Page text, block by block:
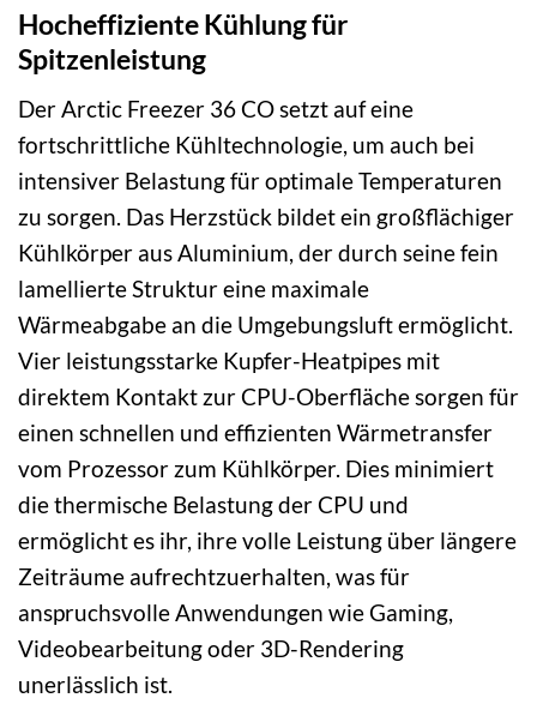
Hocheffiziente Kühlung für
Spitzenleistung
Der Arctic Freezer 36 CO setzt auf eine
fortschrittliche Kühltechnologie, um auch bei
intensiver Belastung für optimale Temperaturen
zu sorgen. Das Herzstück bildet ein großflächiger
Kühlkörper aus Aluminium, der durch seine fein
lamellierte Struktur eine maximale
Wärmeabgabe an die Umgebungsluft ermöglicht.
Vier leistungsstarke Kupfer-Heatpipes mit
direktem Kontakt zur CPU-Oberfläche sorgen für
einen schnellen und effizienten Wärmetransfer
vom Prozessor zum Kühlkörper. Dies minimiert
die thermische Belastung der CPU und
ermöglicht es ihr, ihre volle Leistung über längere
Zeiträume aufrechtzuerhalten, was für
anspruchsvolle Anwendungen wie Gaming,
Videobearbeitung oder 3D-Rendering
unerlässlich ist.